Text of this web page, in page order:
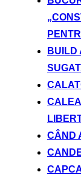
BUILD
CÂND